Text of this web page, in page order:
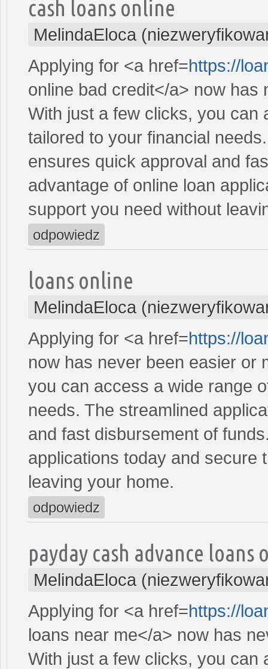
cash loans online
MelindaEloca
Applying for <a href=https://
online bad credit</a> now
With just a few clicks, you can
tailored to your financial
ensures quick approval and
advantage of online loan
support you need without
odpowiedz
loans online
MelindaEloca
Applying for <a href=https://
now has never been easier or
you can access a wide range
needs. The streamlined
and fast disbursement of
applications today and secure
leaving your home.
odpowiedz
payday cash advance loans
MelindaEloca
Applying for <a href=https://
loans near me</a> now has
With just a few clicks, you can